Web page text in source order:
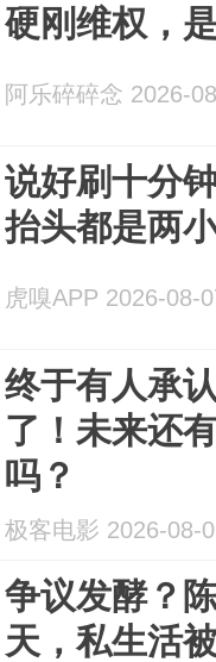
硬刚维权，
阿乐碎碎念 2026-
说好刷十分
抬头都是两
虎嗅APP 2026-08-
终于有人承
了！未来还
吗？
极客电影 2026-08-
争议发酵？
天，私生活